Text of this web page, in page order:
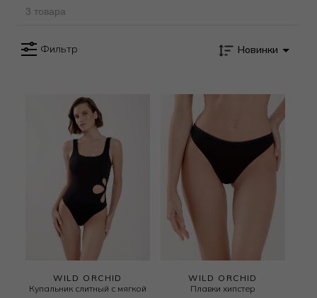
3 товара
Фильтр Новинки
WILD ORCHID
Купальник слитный с мягкой
WILD ORCHID
Плавки хипстер